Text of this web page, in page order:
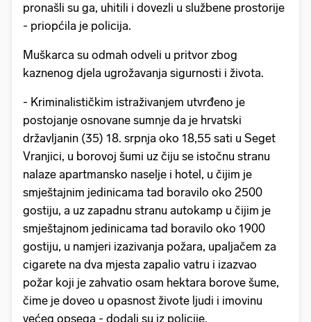
pronašli su ga, uhitili i dovezli u službene prostorije
- priopćila je policija.
Muškarca su odmah odveli u pritvor zbog
kaznenog djela ugrožavanja sigurnosti i života.
- Kriminalističkim istraživanjem utvrđeno je
postojanje osnovane sumnje da je hrvatski
državljanin (35) 18. srpnja oko 18,55 sati u Seget
Vranjici, u borovoj šumi uz čiju se istočnu stranu
nalaze apartmansko naselje i hotel, u čijim je
smještajnim jedinicama tad boravilo oko 2500
gostiju, a uz zapadnu stranu autokamp u čijim je
smještajnom jedinicama tad boravilo oko 1900
gostiju, u namjeri izazivanja požara, upaljačem za
cigarete na dva mjesta zapalio vatru i izazvao
požar koji je zahvatio osam hektara borove šume,
čime je doveo u opasnost živote ljudi i imovinu
većeg opsega - dodali su iz policije.